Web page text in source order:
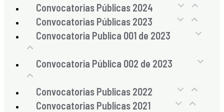
Convocatorias Públicas 2024
Convocatorias Públicas 2023
Convocatoria Publica 001 de 2023
Convocatoria Pública 002 de 2023
Convocatorias Publicas 2022
Convocatorias Publicas 2021